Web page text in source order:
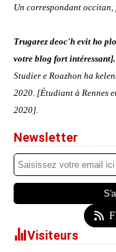
Un correspondant occitan,
Trugarez deoc'h evit ho
votre blog fort intéressant].
Studier e Roazhon ha
2020. [Étudiant à Rennes
2020].
Newsletter
Visiteurs